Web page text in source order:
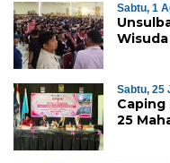
Sabtu, 1
Sabtu, 25
Caping
25